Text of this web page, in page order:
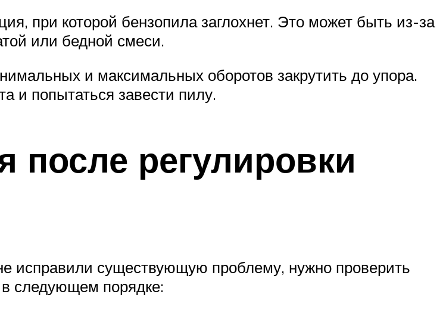
при которой бензопила заглохнет. Это может быть из-за
или бедной смеси.
и максимальных оборотов закрутить до упора.
и попытаться завести пилу.
после регулировки
исправили существующую проблему, нужно проверить
в следующем порядке: